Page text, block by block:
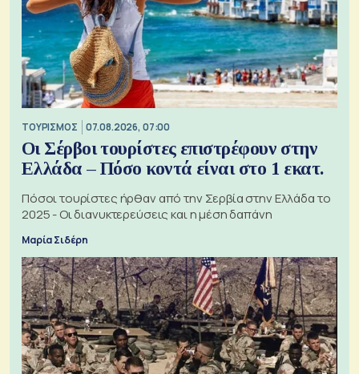
ΤΟΥΡΙΣΜΟΣ 07.08.2026, 07:00
Οι Σέρβοι τουρίστες επιστρέφουν στην
Ελλάδα – Πόσο κοντά είναι στο 1 εκατ.
Πόσοι τουρίστες ήρθαν από την Σερβία στην Ελλάδα το
2025 - Οι διανυκτερεύσεις και η μέση δαπάνη
Μαρία Σιδέρη